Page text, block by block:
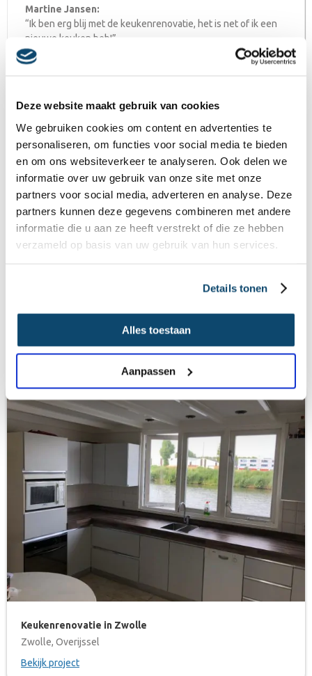
Deze website maakt gebruik van cookies
We gebruiken cookies om content en advertenties te
personaliseren, om functies voor social media te bieden
en om ons websiteverkeer te analyseren. Ook delen we
informatie over uw gebruik van onze site met onze
partners voor social media, adverteren en analyse. Deze
partners kunnen deze gegevens combineren met andere
informatie die u aan ze heeft verstrekt of die ze hebben
verzameld op basis van uw gebruik van hun services.
Details tonen
Alles toestaan
Aanpassen
Martine Jansen:
“Ik ben erg blij met de keukenrenovatie, het is net of ik een
nieuwe keuken heb!”
Waarom kiezen voor Keukenrenovatie
bestaande keukens zonder complete verbouwing. Door
alleen de onderdelen te vervangen die zichtbaar of
verouderd zijn, realiseren we snel een compleet nieuwe
Wat wij onder andere renoveren:
Keukenfronten en kastdeuren
Spoelbakken en kranen
Inbouwapparatuur
Complete keuken make-overs
kosten van een nieuwe keuken, maar kiest u ook voor een
Recent opgeleverde keukens in Deventer
Keukenrenovatie in Zwolle
Zwolle, Overijssel
Bekijk project